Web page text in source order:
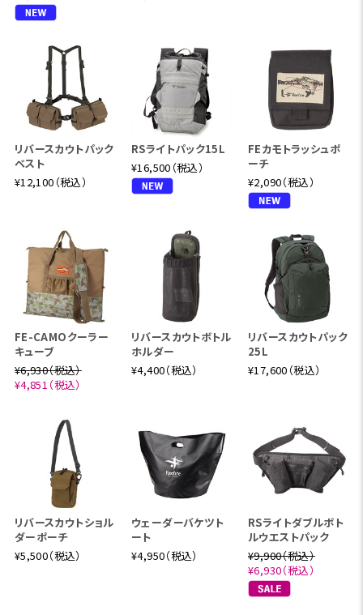
リバースカウトパック
ベスト
¥12,100（税込）
RSライトパック15L
¥16,500（税込）
FEカモトラッシュポ
ーチ
¥2,090（税込）
FE-CAMOクーラー
キューブ
¥6,930（税込）
¥4,851（税込）
リバースカウトボトル
ホルダー
¥4,400（税込）
リバースカウトパック
25L
¥17,600（税込）
リバースカウトショル
ダーポーチ
¥5,500（税込）
ウェーダーバケツト
ート
¥4,950（税込）
RSライトダブルボト
ルウエストパック
¥9,900（税込）
¥6,930（税込）